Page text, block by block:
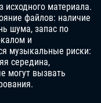
материала.
файлов: наличие
шума, запас по
и
музыкальные риски:
середина,
могут вызвать